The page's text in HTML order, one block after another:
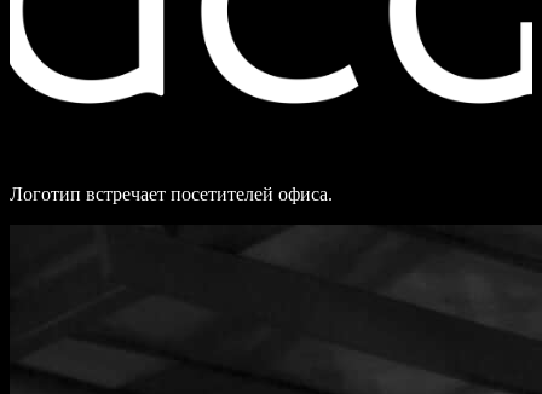
Логотип встречает посетителей офиса.